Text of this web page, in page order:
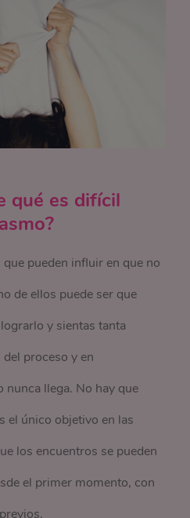
qué es difícil
pueden influir en que no
de ellos puede ser que
y sientas tanta
proceso y en
nunca llega. No hay que
el único objetivo en las
los encuentros se pueden
el primer momento, con